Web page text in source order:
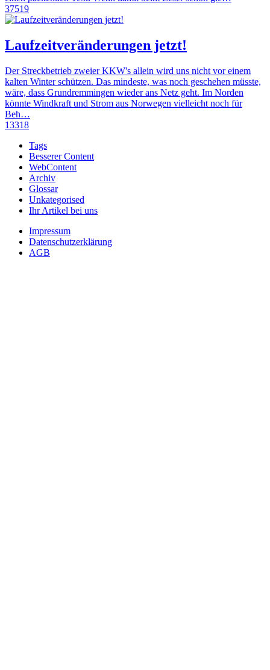
37519
Laufzeitveränderungen jetzt!
Der Streckbetrieb zweier KKW's allein wird uns nicht vor einem
kalten Winter schützen. Das mindeste, was noch geschehen müsste,
wäre, dass Grundremmingen wieder ans Netz geht. Im Norden
könnte Windkraft und Strom aus Norwegen vielleicht noch für
Beh…
13318
Tags
Besserer Content
WebContent
Archiv
Glossar
Unkategorised
Ihr Artikel bei uns
Impressum
Datenschutzerklärung
AGB